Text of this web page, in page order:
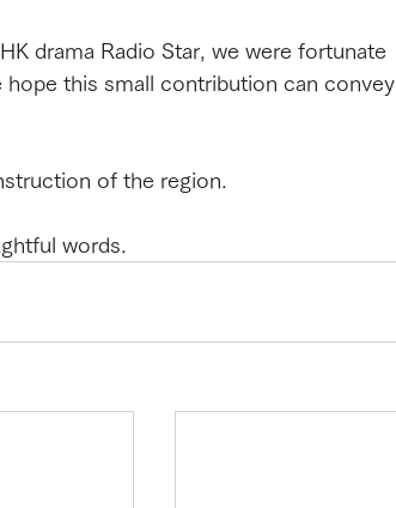
drama Radio Star, we were fortunate
this small contribution can convey
of the region.
words.